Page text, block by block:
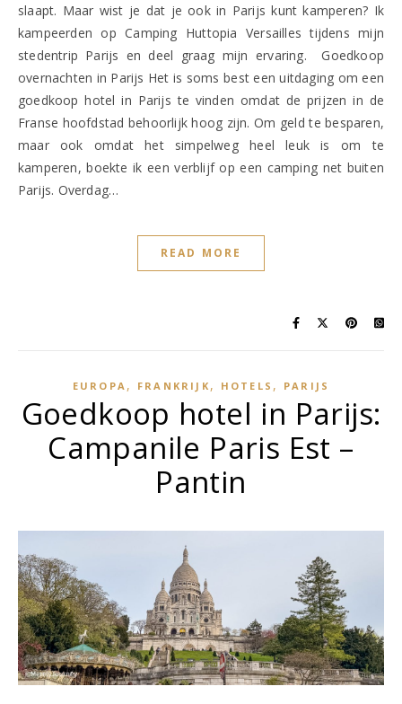
slaapt. Maar wist je dat je ook in Parijs kunt kamperen? Ik
kampeerden op Camping Huttopia Versailles tijdens mijn
stedentrip Parijs en deel graag mijn ervaring. Goedkoop
overnachten in Parijs Het is soms best een uitdaging om een
goedkoop hotel in Parijs te vinden omdat de prijzen in de
Franse hoofdstad behoorlijk hoog zijn. Om geld te besparen,
maar ook omdat het simpelweg heel leuk is om te
kamperen, boekte ik een verblijf op een camping net buiten
Parijs. Overdag…
READ MORE
EUROPA , FRANKRIJK , HOTELS , PARIJS
Goedkoop hotel in Parijs:
Campanile Paris Est –
Pantin